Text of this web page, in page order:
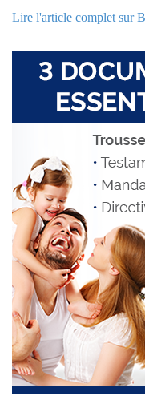
Lire l'article complet sur